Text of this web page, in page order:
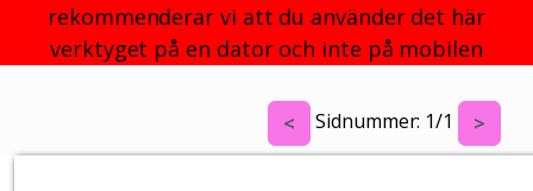
rekommenderar vi att du använder det här
verktyget på en dator och inte på mobilen
< Sidnummer: 1/1 >